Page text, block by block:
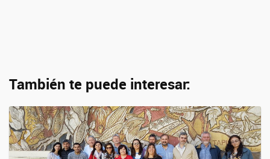
También te puede interesar: